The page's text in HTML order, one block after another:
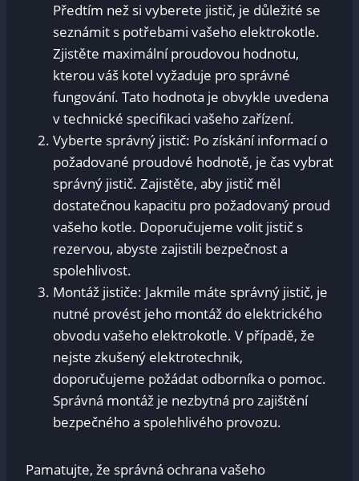
Předtím než si⁣ vyberete jistič, je důležité se
seznámit s potřebami vašeho elektrokotle.
Zjistěte maximální proudovou hodnotu,
kterou váš kotel vyžaduje pro správné⁤
fungování. Tato hodnota je obvykle uvedena
v‍ technické specifikaci vašeho zařízení.
Vyberte správný jistič: Po⁤ získání informací o‌
požadované⁢ proudové hodnotě, je ​čas vybrat
správný⁤ jistič. Zajistěte, aby jistič měl
dostatečnou kapacitu pro požadovaný proud
vašeho ⁢kotle. ​Doporučujeme volit jistič s⁣
rezervou, abyste zajistili bezpečnost a
spolehlivost.
Montáž jističe: Jakmile máte správný jistič, je
nutné provést jeho ⁣montáž do elektrického
obvodu vašeho elektrokotle. V případě, že
nejste zkušený elektrotechnik,
doporučujeme požádat odborníka o pomoc.
Správná montáž je nezbytná pro zajištění
bezpečného a spolehlivého provozu.
Pamatujte,⁢ že správná ochrana vašeho